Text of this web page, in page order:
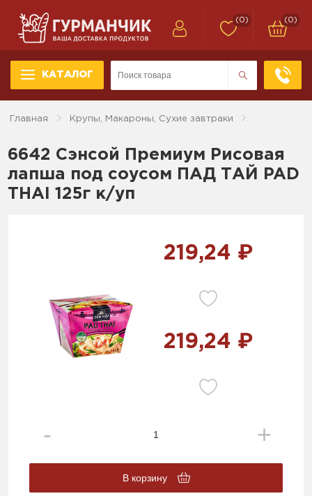
КАТАЛОГ
(0) (0)
Главная Крупы, Макароны, Сухие завтраки
6642 Сэнсой Премиум Рисовая
лапша под соусом ПАД ТАЙ PAD
THAI 125г к/уп
219,24 ₽
219,24 ₽
В корзину